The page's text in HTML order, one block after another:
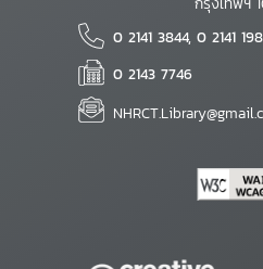
0 2141 3844, 0 2141
0 2143 7746